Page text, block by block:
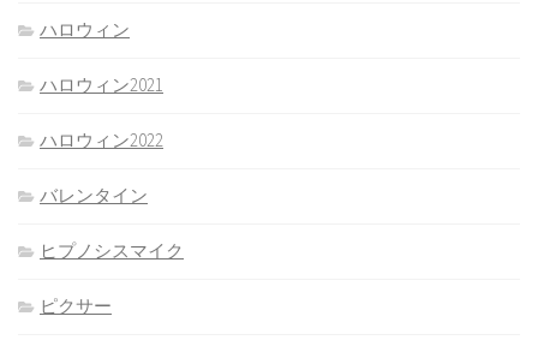
ハロウィン
ハロウィン2021
ハロウィン2022
バレンタイン
ヒプノシスマイク
ピクサー